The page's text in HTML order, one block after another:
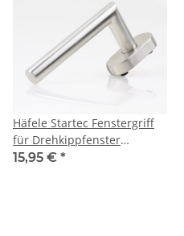
Häfele Startec Fenstergriff
für Drehkippfenster
135x60mm Edelstahl matt
15,95 € *